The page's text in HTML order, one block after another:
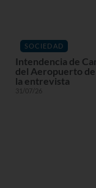
SOCIEDAD
Intendencia de
del Aeropuerto
la entrevista
31/07/26